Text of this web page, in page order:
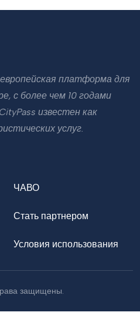
платформа для
с более чем 10 годами
известен как
услуг.
ЧАВО
Стать партнером
Условия использования
защищены.